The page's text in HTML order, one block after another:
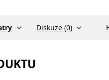
Diskuze (0)